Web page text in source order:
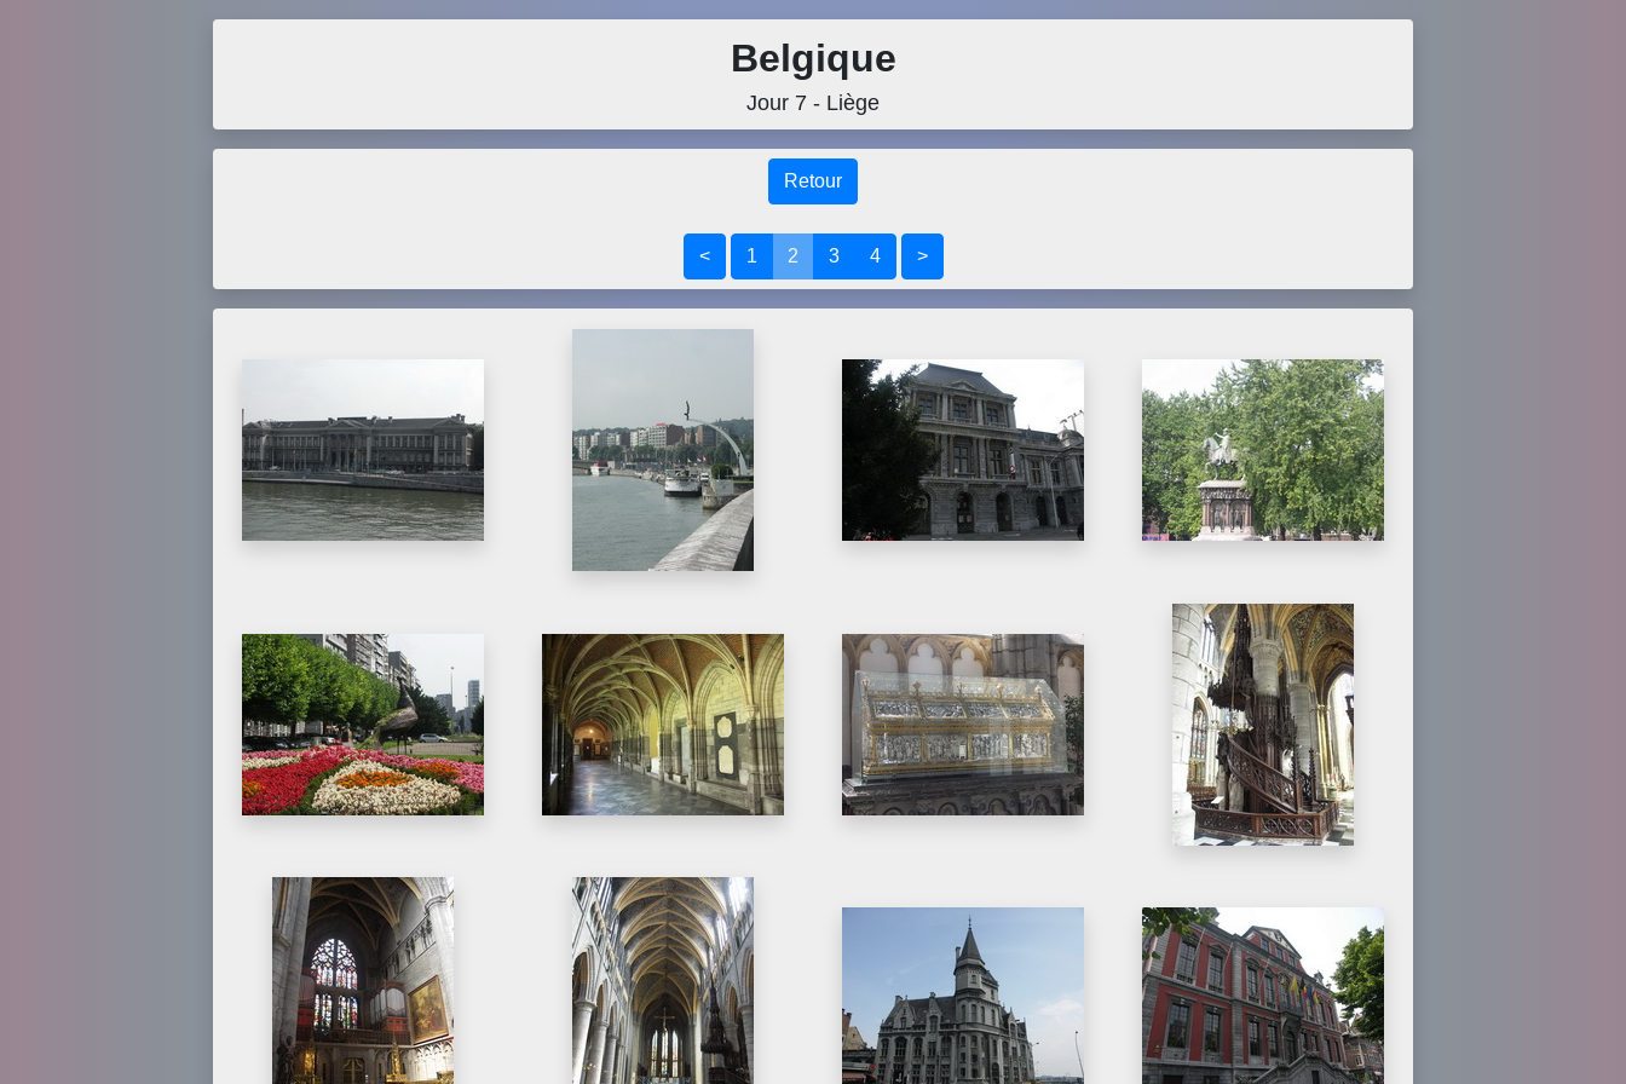
Belgique
Jour 7 - Liège
Retour
< 1 2 3 4 >